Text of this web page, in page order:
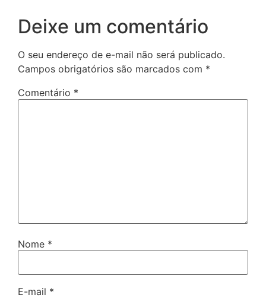
Deixe um comentário
O seu endereço de e-mail não será publicado.
Campos obrigatórios são marcados com *
Comentário *
Nome *
E-mail *